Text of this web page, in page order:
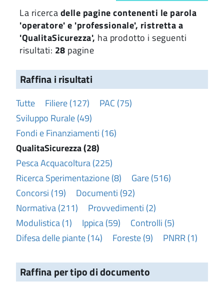
La ricercadelle pagine contenenti le parola
'operatore' e 'professionale', ristretta a
'QualitaSicurezza', ha prodotto i seguenti
risultati: 28 pagine
Raffina i risultati
Tutte Filiere (127)
PAC (75)
Sviluppo Rurale (49)
Fondi e Finanziamenti (16)
QualitaSicurezza (28)
Pesca Acquacoltura (225)
Ricerca Sperimentazione (8)
Gare (516)
Concorsi (19)
Documenti (92)
Normativa (211)
Provvedimenti (2)
Modulistica (1)
Ippica (59)
Controlli (5)
Difesa delle piante (14)
Foreste (9) PNRR (1)
Raffina per tipo di documento